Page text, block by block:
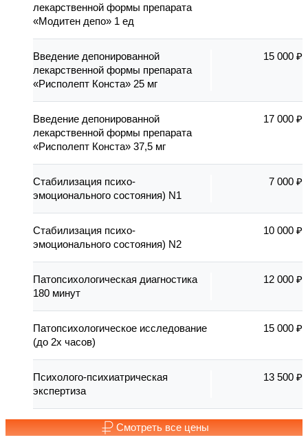
лекарственной формы препарата
«Модитен депо» 1 ед
Введение депонированной
лекарственной формы препарата
«Рисполепт Конста» 25 мг
15 000 ₽
Введение депонированной
лекарственной формы препарата
«Рисполепт Конста» 37,5 мг
17 000 ₽
Стабилизация психо-
эмоционального состояния) N1
7 000 ₽
Стабилизация психо-
эмоционального состояния) N2
10 000 ₽
Патопсихологическая диагностика
180 минут
12 000 ₽
Патопсихологическое исследование
(до 2х часов)
15 000 ₽
Психолого-психиатрическая
экспертиза
13 500 ₽
Смотреть все цены